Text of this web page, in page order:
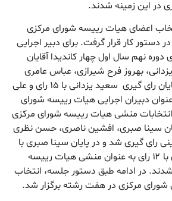
در این زمینه شدند.
اعضای هیات رییسه شورای مرکزی
دستور کار قرار گرفت. برای دبیر اجرایی
نهم سال اول چهار کاندیدا آقایان
بهروز فرح شیرازی، عباس عامری
ثبت نام کردند که در پایان رای گیری سعید یزدانی با ۱۵ رای و علی
با ۱۳ رای به عنوان دبیران اجرایی هیات رییسه شورای
منشی هیات رییسه شورای مرکزی
سینا صبری، افشین ناصری، حسن نظری
رای گیری شد و در پایان سینا صبری با
۱۷ رای و افشین ناصری با ۱۲ رای به عنوان منشی هیات رییسه
در ادامه طبق دستور جلسه، انتخاب
مرکزی در هفت رشته برگزار شد.